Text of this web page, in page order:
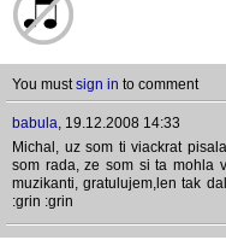
You mustsign in to comment
babula, 19.12.2008 14:33
Michal, uz som ti viackrat
som rada, ze som si ta mohla
muzikanti, gratulujem,len tak
:grin :grin